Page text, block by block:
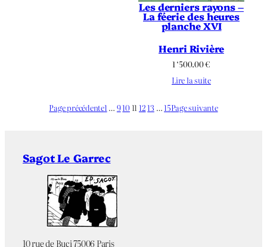
Les derniers rayons –
La féerie des heures
planche XVI
Henri Rivière
1 ‘500.00€
Lire la suite
Page précédente1… 910 111213 …15Page suivante
Sagot Le Garrec
10 rue de Buci 75006 Paris